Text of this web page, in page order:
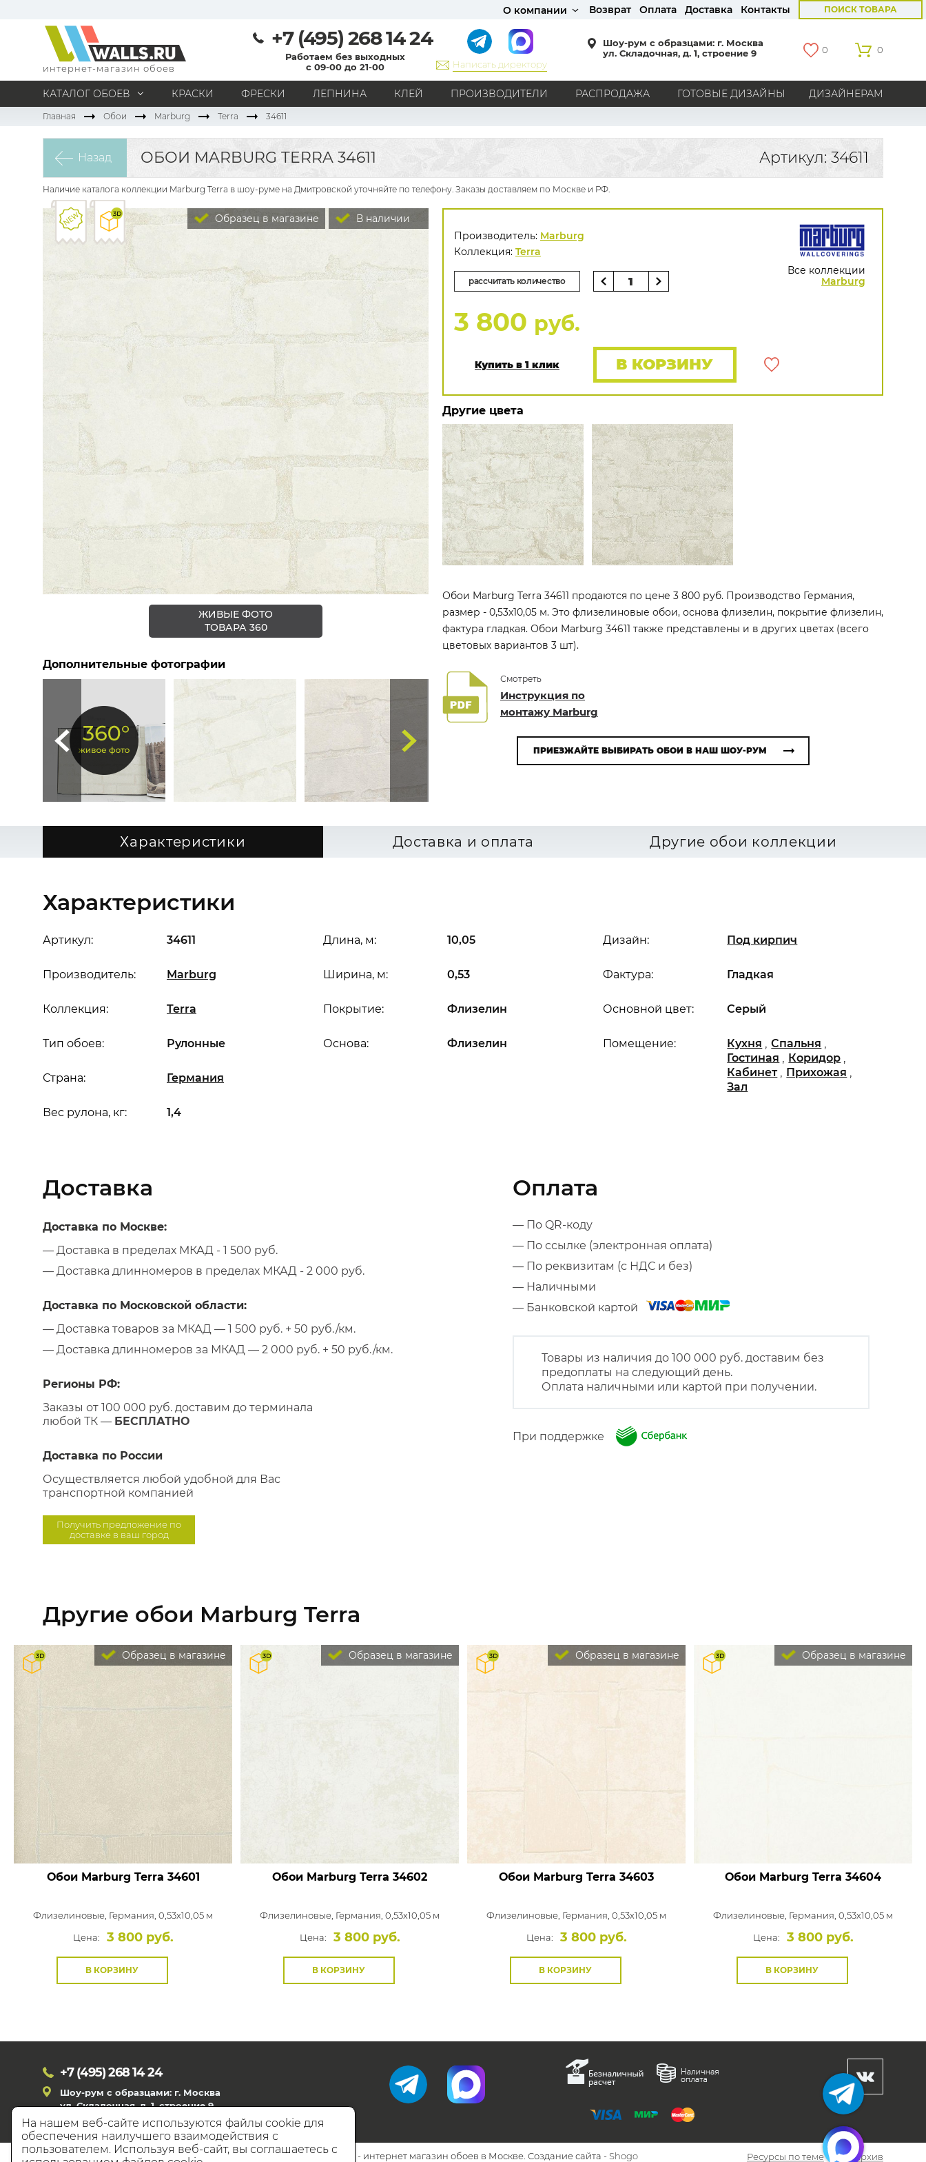
О компании Возврат Оплата Доставка Контакты ПОИСК ТОВАРА
интернет-магазин обоев
+7 (495) 268 14 24
Работаем без выходных
с 09-00 до 21-00
Написать директору
Шоу-рум с образцами: г. Москва
ул. Складочная, д. 1, строение 9
0 0
КАТАЛОГ ОБОЕВ КРАСКИ ФРЕСКИ ЛЕПНИНА КЛЕЙ ПРОИЗВОДИТЕЛИ РАСПРОДАЖА ГОТОВЫЕ ДИЗАЙНЫ ДИЗАЙНЕРАМ
МАТЕРИАЛ
Под покраску
Натуральные
Флизелиновые
Виниловые
Бумажные
Текстильные
Кантри
Модерн Прованс Хай-тек
Лофт
Классика
Английский стиль
Америка
Англия Бельгия
Германия
Голландия
Россия Все страны
ПОМЕЩЕНИЕ
Кабинет
Коридор
Гостиная
Детская
Все типы помещений
РИСУНОК
Граффити
Карта мира
Под кирпич
С надписями
Однотонные
Геометрический рисунок
Цветы
Дамаск
В клетку
Все рисунки
БРЕНДЫ
York
Bernardo Bartalucci
Zambaiti
AS Creation
Hygge Roll
Grandeco
ЦВЕТА
ПОКАЗАТЬ ВСЕ ОБОИ
Главная Обои Marburg Terra 34611
Назад ОБОИ MARBURG TERRA 34611 Артикул: 34611
Наличие каталога коллекции Marburg Terra в шоу-руме на Дмитровской уточняйте по телефону. Заказы доставляем по Москве и РФ.
В наличии
Образец в магазине
ЖИВЫЕ ФОТО
ТОВАРА 360
Дополнительные фотографии
Все коллекции
Marburg
Производитель: Marburg
Коллекция: Terra
рассчитать количество
3 800 руб.
Купить в 1 клик В КОРЗИНУ
Другие цвета
Обои Marburg Terra 34611 продаются по цене 3 800 руб. Производство Германия,
размер - 0,53x10,05 м. Это флизелиновые обои, основа флизелин, покрытие флизелин,
фактура гладкая. Обои Marburg 34611 также представлены и в других цветах (всего
цветовых вариантов 3 шт).
Смотреть
Инструкция по
монтажу Marburg
ПРИЕЗЖАЙТЕ ВЫБИРАТЬ ОБОИ В НАШ ШОУ-РУМ
Характеристики Доставка и оплата Другие обои коллекции
Характеристики
Артикул: 34611
Производитель: Marburg
Коллекция: Terra
Длина, м: 10,05
Ширина, м: 0,53
Вес рулона, кг: 1,4
Основной цвет: Серый
Дизайн: Под кирпич
Основа: Флизелин
Покрытие: Флизелин
Помещение: Кухня ,Спальня ,
Гостиная , Коридор ,
Кабинет , Прихожая ,
Зал
Страна: Германия
Тип обоев: Рулонные
Фактура: Гладкая
Доставка
Доставка по Москве:
— Доставка в пределах МКАД - 1 500 руб.
— Доставка длинномеров в пределах МКАД - 2 000 руб.
Доставка по Московской области:
— Доставка товаров за МКАД — 1 500 руб. + 50 руб./км.
— Доставка длинномеров за МКАД — 2 000 руб. + 50 руб./км.
Регионы РФ:
Заказы от 100 000 руб. доставим до терминала
любой ТК — БЕСПЛАТНО
Доставка по России
Осуществляется любой удобной для Вас
транспортной компанией
Получить предложение по
доставке в ваш город
Оплата
— По QR-коду
— По ссылке (электронная оплата)
— По реквизитам (с НДС и без)
— Наличными
— Банковской картой
Товары из наличия до 100 000 руб. доставим без
предоплаты на следующий день.
Оплата наличными или картой при получении.
При поддержке
Другие обои Marburg Terra
Образец в магазине
Обои Marburg Terra 34601
Флизелиновые, Германия, 0,53x10,05 м
Цена:
3 800 руб.
В КОРЗИНУ
Образец в магазине
Обои Marburg Terra 34602
Флизелиновые, Германия, 0,53x10,05 м
Цена:
3 800 руб.
В КОРЗИНУ
Образец в магазине
Обои Marburg Terra 34603
Флизелиновые, Германия, 0,53x10,05 м
Цена:
3 800 руб.
В КОРЗИНУ
Образец в магазине
Обои Marburg Terra 34604
Флизелиновые, Германия, 0,53x10,05 м
Цена:
3 800 руб.
В КОРЗИНУ
+7 (495)268 14 24
Шоу-рум с образцами: г. Москва
ул. Складочная, д. 1, строение 9
© 2026 Walls.ru - интернет магазин обоев в Москве. Создание сайта - Shogo Ресурсы по теме Архив
На нашем веб-сайте используются файлы cookie для
обеспечения наилучшего взаимодействия с
пользователем. Используя веб-сайт, вы соглашаетесь с